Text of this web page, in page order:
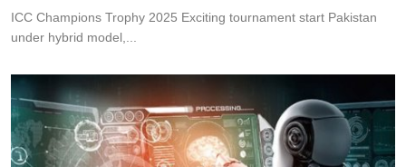
ICC Champions Trophy 2025 Exciting tournament start Pakistan
under hybrid model,...